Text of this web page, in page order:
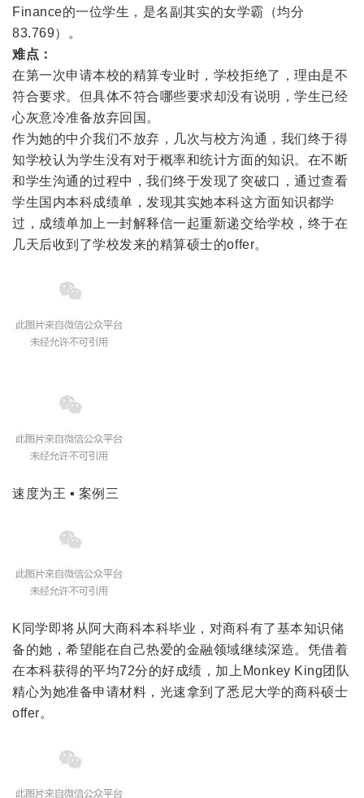
Finance的一位学生，是名副其实的女学霸（均分
83.769）。
难点：
在第一次申请本校的精算专业时，学校拒绝了，理由是不
符合要求。但具体不符合哪些要求却没有说明，学生已经
心灰意冷准备放弃回国。
作为她的中介我们不放弃，几次与校方沟通，我们终于得
知学校认为学生没有对于概率和统计方面的知识。在不断
和学生沟通的过程中，我们终于发现了突破口，通过查看
学生国内本科成绩单，发现其实她本科这方面知识都学
过，成绩单加上一封解释信一起重新递交给学校，终于在
几天后收到了学校发来的精算硕士的offer。
速度为王 ▪ 案例三
K同学即将从阿大商科本科毕业，对商科有了基本知识储
备的她，希望能在自己热爱的金融领域继续深造。凭借着
在本科获得的平均72分的好成绩，加上Monkey King团队
精心为她准备申请材料，光速拿到了悉尼大学的商科硕士
offer。